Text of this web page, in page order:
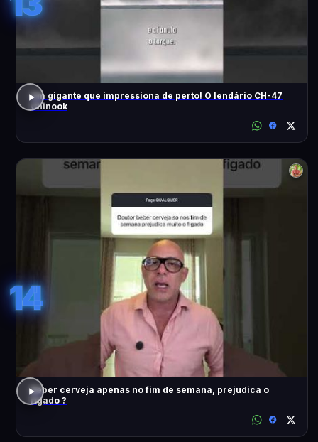
Um gigante que impressiona de perto! O lendário CH-47
Chinook
14
Beber cerveja apenas no fim de semana, prejudica o
fígado ?